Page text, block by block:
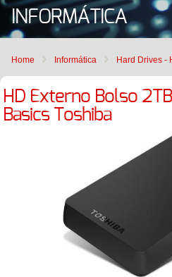
INFORMÁTICA
Home Informática Hard Drives -
HD Externo Bolso
Basics Toshiba